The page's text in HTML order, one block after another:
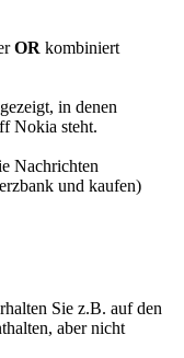
OR kombiniert
in denen
Nokia steht.
Nachrichten
und kaufen)
Sie z.B. auf den
aber nicht